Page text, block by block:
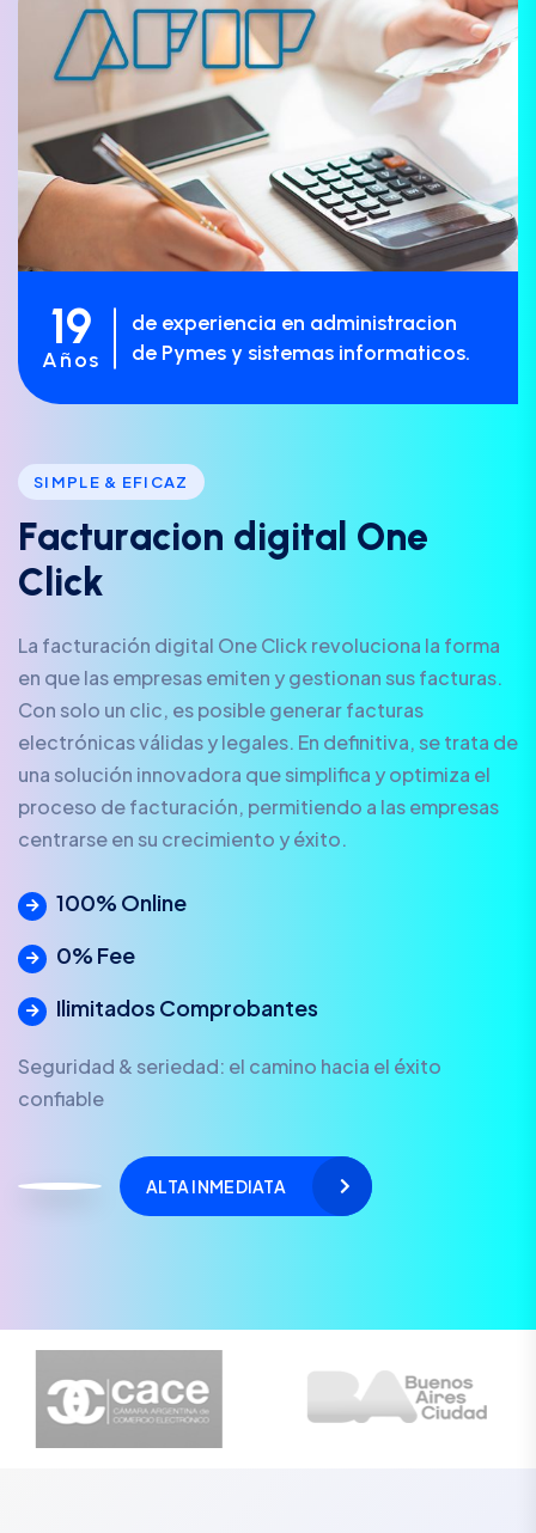
19
Años
de experiencia en administracion
de Pymes y sistemas informaticos.
SIMPLE & EFICAZ
Facturacion d igita One
C ick
La facturación digital One Click revoluciona la forma
en que las empresas emiten y gestionan sus facturas.
Con solo un clic, es posible generar facturas
electrónicas válidas y legales. En definitiva, se trata de
una solución innovadora que simplifica y optimiza el
proceso de facturación, permitiendo a las empresas
centrarse en su crecimiento y éxito.
100% Online
0% Fee
Ilimitados Comprobantes
Seguridad & seriedad: el camino hacia el éxito
confiable
ALTA INMEDIATA